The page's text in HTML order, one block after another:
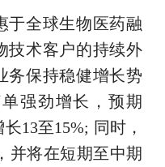
于全球生物医药融
技术客户的持续外
务保持稳健增长势
强劲增长，预期
13至15%; 同时，
并将在短期至中期